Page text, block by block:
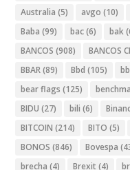
Australia (5) avgo (10)
Baba (99) bac(6) bak
BANCOS (908) BANCOS
BBAR(89) Bbd (105)
bear flags (125)
BIDU (27) bili (6)
BITCOIN (214) BITO (5)
BONOS (846) Bovespa
brecha (4) Brexit (4)